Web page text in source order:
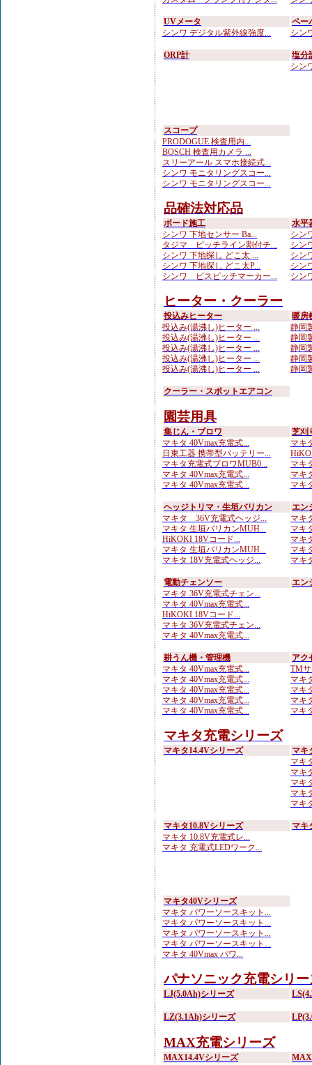
UVメータ
シンワ デジタル紫外線強度...
ペー
シン
ORP計
塩分
シン
スコープ
PRODOGUE 検査用内...
BOSCH 検査用カメラ ...
スリーアール スマホ接続式...
シンワ モニタリングスコー...
シンワ モニタリングスコー...
品確法対応品
ボード施工
シンワ 下地センサー Ba...
タジマ ピッチライン割付チ...
シンワ 下地探し どこ太 ...
シンワ 下地探し どこ太P...
シンワ ビスピッチマーカー...
水平
シン
シン
シン
シン
シン
ヒーター・クーラー
投込みヒーター
投込み(湯沸し)ヒーター ...
投込み(湯沸し)ヒーター ...
投込み(湯沸し)ヒーター ...
投込み(湯沸し)ヒーター ...
投込み(湯沸し)ヒーター ...
暖房
静岡
静岡
静岡
静岡
静岡
クーラー・スポットエアコン
園芸用具
集じん・ブロワ
マキタ 40Vmax充電式...
日東工器 携帯型バッテリー...
マキタ充電式ブロワMUB0...
マキタ 40Vmax充電式...
マキタ 40Vmax充電式...
芝刈
マキ
マキ
マキ
マキ
ヘッジトリマ・生垣バリカン
マキタ 36V充電式ヘッジ...
マキタ 生垣バリカンMUH...
HiKOKI 18Vコード...
マキタ 生垣バリカンMUH...
マキタ 18V充電式ヘッジ...
エン
マキ
マキ
マキ
マキ
マキ
電動チェンソー
マキタ 36V充電式チェン...
マキタ 40Vmax充電式...
HiKOKI 18Vコード...
マキタ 36V充電式チェン...
マキタ 40Vmax充電式...
エン
耕うん機・管理機
マキタ 40Vmax充電式...
マキタ 40Vmax充電式...
マキタ 40Vmax充電式...
マキタ 40Vmax充電式...
マキタ 40Vmax充電式...
アク
TM
マキ
マキ
マキ
マキ
マキタ充電シリーズ
マキタ14.4Vシリーズ
マキ
マキ
マキ
マキ
マキ
マキ
マキタ10.8Vシリーズ
マキタ 10.8V充電式レ...
マキタ 充電式LEDワーク...
マキ
マキタ40Vシリーズ
マキタ パワーソースキット...
マキタ パワーソースキット...
マキタ パワーソースキット...
マキタ パワーソースキット...
マキタ 40Vmax パワ...
パナソニック充電シリー
LJ(5.0Ah)シリーズ
LZ(3.1Ah)シリーズ
MAX充電シリーズ
MAX14.4Vシリーズ